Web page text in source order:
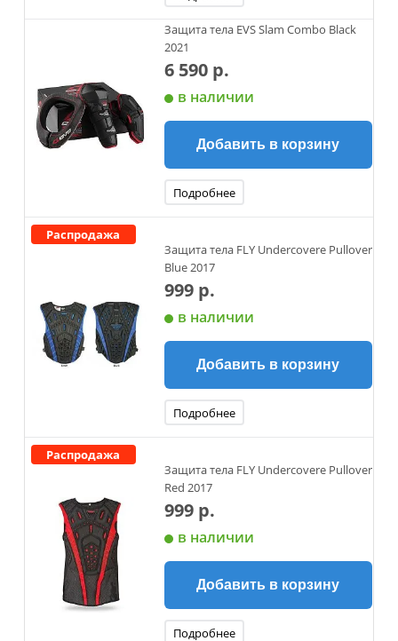
Защита тела EVS Slam Combo Black
2021
6 590 р.
в наличии
Добавить в корзину
Подробнее
Распродажа
Защита тела FLY Undercovere Pullover
Blue 2017
999 р.
в наличии
Добавить в корзину
Подробнее
Распродажа
Защита тела FLY Undercovere Pullover
Red 2017
999 р.
в наличии
Добавить в корзину
Подробнее